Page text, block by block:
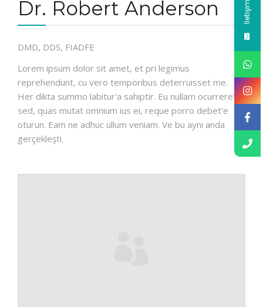
Dr. Robert Anderson
DMD, DDS, FIADFE
Lorem ipsum dolor sit amet, et pri legimus
reprehendunt, cu vero temporibus deterruisset me.
Her dikta summo labitur'a sahiptir. Eu nullam ocurreret
sed, quas mutat omnium ius ei, reque porro debet'e
oturun. Eam ne adhuc ullum veniam. Ve bu aynı anda
gerçekleşti.